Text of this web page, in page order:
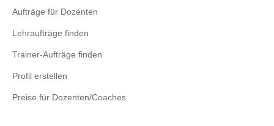
Aufträge für Dozenten
Lehraufträge finden
Trainer-Aufträge finden
Profil erstellen
Preise für Dozenten/Coaches